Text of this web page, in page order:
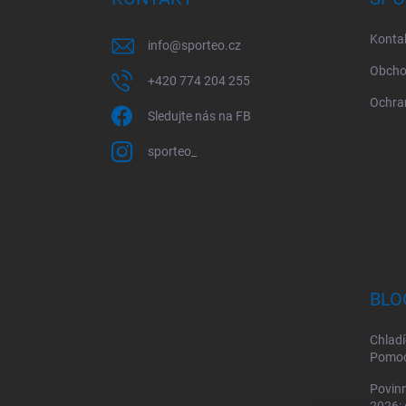
info@sporteo.cz
+420 774 204 255
Sledujte nás na FB
sporteo_